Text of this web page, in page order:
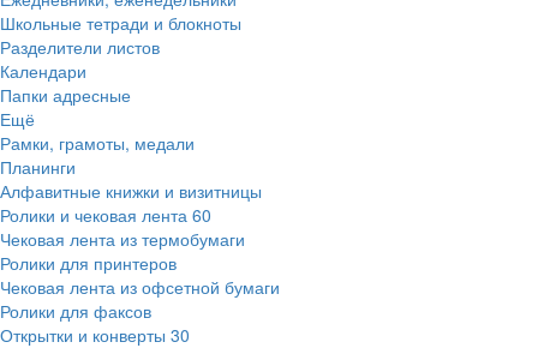
Школьные тетради и блокноты
Разделители листов
Календари
Папки адресные
Ещё
Рамки, грамоты, медали
Планинги
Алфавитные книжки и визитницы
Ролики и чековая лента 60
Чековая лента из термобумаги
Ролики для принтеров
Чековая лента из офсетной бумаги
Ролики для факсов
Открытки и конверты 30